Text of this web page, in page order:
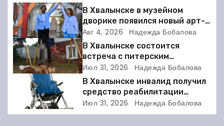
г
а
ц
и
п
В Хвалынске в музейном
дворике появился новый арт-
объект
Авг 4, 2026 Надежда Бобалова
В Хвалынске состоится
встреча с питерским
скульптором Виктором
Грачёвым
Июл 31, 2026 Надежда Бобалова
В Хвалынске инвалид получил
средство реабилитации
только после суда
Июл 31, 2026 Надежда Бобалова